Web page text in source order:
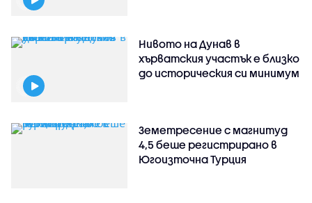
Нивото на Дунав в
хърватския участък е близко
до историческия си минимум
Земетресение с магнитуд
4,5 беше регистрирано в
Югоизточна Турция